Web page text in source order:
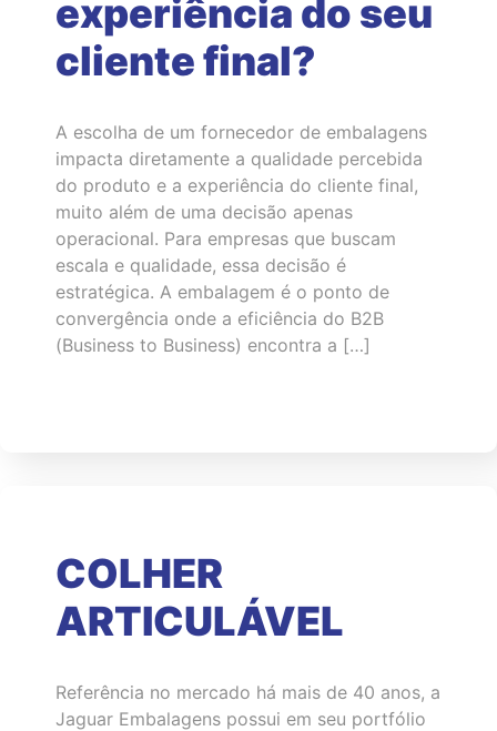
experiência do seu
cliente final?
A escolha de um fornecedor de embalagens
impacta diretamente a qualidade percebida
do produto e a experiência do cliente final,
muito além de uma decisão apenas
operacional. Para empresas que buscam
escala e qualidade, essa decisão é
estratégica. A embalagem é o ponto de
convergência onde a eficiência do B2B
(Business to Business) encontra a […]
COLHER
ARTICULÁVEL
Referência no mercado há mais de 40 anos, a
Jaguar Embalagens possui em seu portfólio